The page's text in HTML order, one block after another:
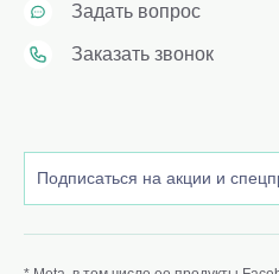
Задать вопрос
Заказать звонок